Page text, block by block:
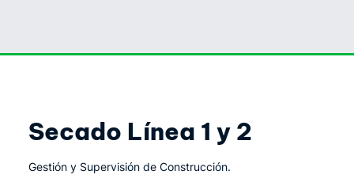
Secado Línea 1 y 2
Gestión y Supervisión de Construcción.